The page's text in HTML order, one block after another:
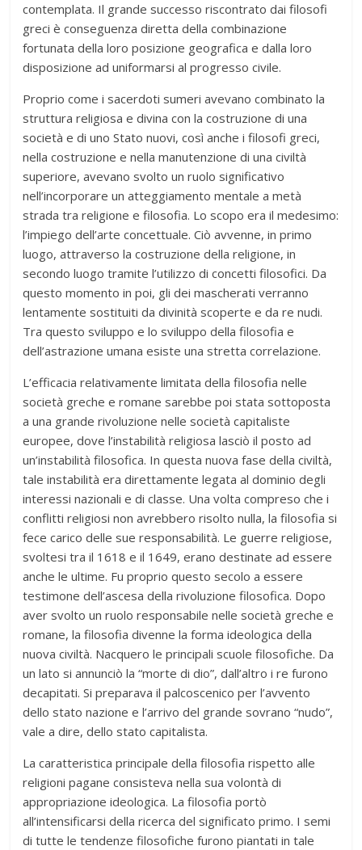
contemplata. Il grande successo riscontrato dai filosofi
greci è conseguenza diretta della combinazione
fortunata della loro posizione geografica e dalla loro
disposizione ad uniformarsi al progresso civile.
Proprio come i sacerdoti sumeri avevano combinato la
struttura religiosa e divina con la costruzione di una
società e di uno Stato nuovi, così anche i filosofi greci,
nella costruzione e nella manutenzione di una civiltà
superiore, avevano svolto un ruolo significativo
nell’incorporare un atteggiamento mentale a metà
strada tra religione e filosofia. Lo scopo era il medesimo:
l’impiego dell’arte concettuale. Ciò avvenne, in primo
luogo, attraverso la costruzione della religione, in
secondo luogo tramite l’utilizzo di concetti filosofici. Da
questo momento in poi, gli dei mascherati verranno
lentamente sostituiti da divinità scoperte e da re nudi.
Tra questo sviluppo e lo sviluppo della filosofia e
dell’astrazione umana esiste una stretta correlazione.
L’efficacia relativamente limitata della filosofia nelle
società greche e romane sarebbe poi stata sottoposta
a una grande rivoluzione nelle società capitaliste
europee, dove l’instabilità religiosa lasciò il posto ad
un’instabilità filosofica. In questa nuova fase della civiltà,
tale instabilità era direttamente legata al dominio degli
interessi nazionali e di classe. Una volta compreso che i
conflitti religiosi non avrebbero risolto nulla, la filosofia si
fece carico delle sue responsabilità. Le guerre religiose,
svoltesi tra il 1618 e il 1649, erano destinate ad essere
anche le ultime. Fu proprio questo secolo a essere
testimone dell’ascesa della rivoluzione filosofica. Dopo
aver svolto un ruolo responsabile nelle società greche e
romane, la filosofia divenne la forma ideologica della
nuova civiltà. Nacquero le principali scuole filosofiche. Da
un lato si annunciò la “morte di dio”, dall’altro i re furono
decapitati. Si preparava il palcoscenico per l’avvento
dello stato nazione e l’arrivo del grande sovrano “nudo”,
vale a dire, dello stato capitalista.
La caratteristica principale della filosofia rispetto alle
religioni pagane consisteva nella sua volontà di
appropriazione ideologica. La filosofia portò
all’intensificarsi della ricerca del significato primo. I semi
di tutte le tendenze filosofiche furono piantati in tale